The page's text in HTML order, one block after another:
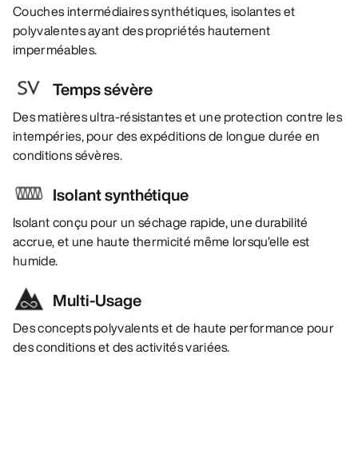
Couches intermédiaires synthétiques, isolantes et
polyvalentes ayant des propriétés hautement
imperméables.
Temps sévère
Des matières ultra-résistantes et une protection contre les
intempéries, pour des expéditions de longue durée en
conditions sévères.
Isolant synthétique
Isolant conçu pour un séchage rapide, une durabilité
accrue, et une haute thermicité même lorsqu’elle est
humide.
Multi-Usage
Des concepts polyvalents et de haute performance pour
des conditions et des activités variées.